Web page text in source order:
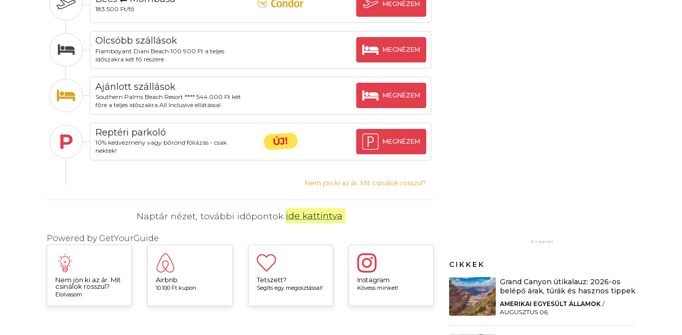
183.500 Ft/fő
MEGNÉZEM
Olcsóbb szállások
Flamboyant Diani Beach 100.900 Ft a teljes
időszakra két fő részére
MEGNÉZEM
Ajánlott szállások
Southern Palms Beach Resort **** 544.000 Ft két
főre a teljes időszakra All Inclusive ellátással
MEGNÉZEM
P Reptéri parkoló
10% kedvezmény vagy bőrönd fóliázás - csak
nektek!
ÚJ! MEGNÉZEM
Nem jön ki az ár. Mit csinálok rosszul?
Naptár nézet, további időpontok ide kattintva
Powered by GetYourGuide
Nem jön ki az ár. Mit
csinálok rosszul?
Elolvasom
Airbnb
10.100 Ft kupon
Tetszett?
Segíts egy megosztással!
Instagram
Kövess minket!
CIKKEK
Grand Canyon útikalauz: 2026-os
belépő árak, túrák és hasznos tippek
AMERIKAI EGYESÜLT ÁLLAMOK /
AUGUSZTUS 06.